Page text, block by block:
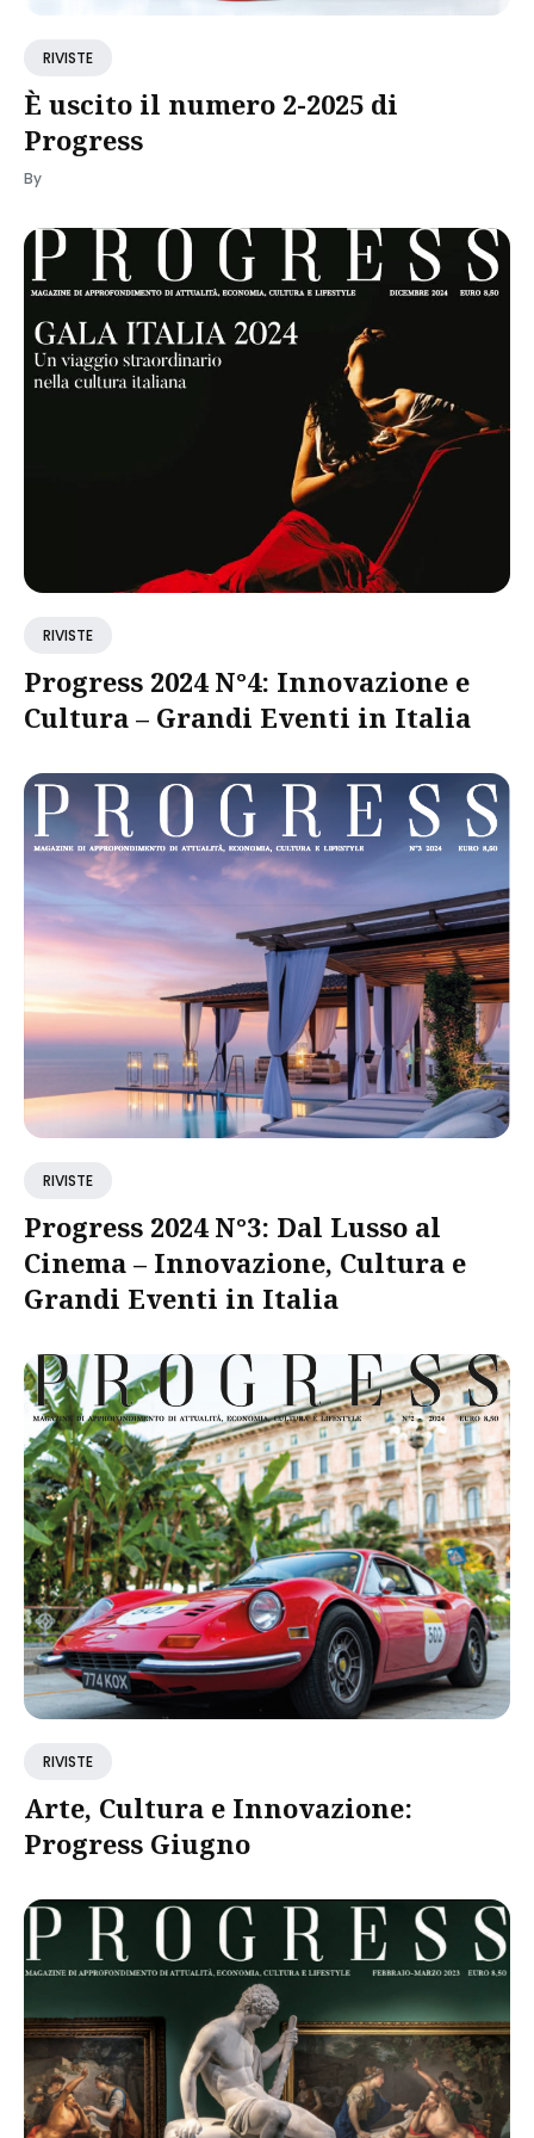
RIVISTE
È uscito il numero 2-2025 di
Progress
By
RIVISTE
Progress 2024 N°4: Innovazione e
Cultura – Grandi Eventi in Italia
RIVISTE
Progress 2024 N°3: Dal Lusso al
Cinema – Innovazione, Cultura e
Grandi Eventi in Italia
RIVISTE
Arte, Cultura e Innovazione:
Progress Giugno